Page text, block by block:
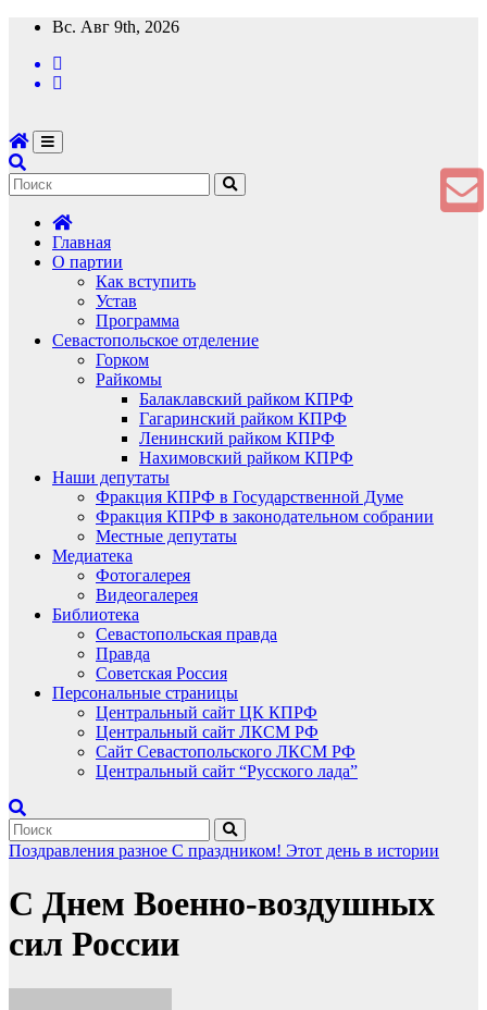
Перейти
содержимому
Вс. Авг 9th, 2026
Главная
О партии
Как вступить
Устав
Программа
Севастопольское отделение
Горком
Райкомы
Балаклавский райком КПРФ
Гагаринский райком КПРФ
Ленинский райком КПРФ
Нахимовский райком КПРФ
Наши депутаты
Фракция КПРФ в Государственной Думе
Фракция КПРФ в законодательном собрании
Местные депутаты
Медиатека
Фотогалерея
Видеогалерея
Библиотека
Севастопольская правда
Правда
Советская Россия
Персональные страницы
Центральный сайт ЦК КПРФ
Центральный сайт ЛКСМ РФ
Сайт Севастопольского ЛКСМ РФ
Центральный сайт “Русского лада”
Поздравления разное С праздником! Этот день в истории
С Днем Военно-воздушных
сил России